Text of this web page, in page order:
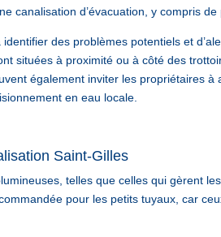
canalisation d’évacuation, y compris
des problèmes potentiels et
situées à proximité ou à côté des
également inviter les propriétaires
en eau locale.
Saint-Gilles
telles que celles qui gèrent
pour les petits tuyaux, car